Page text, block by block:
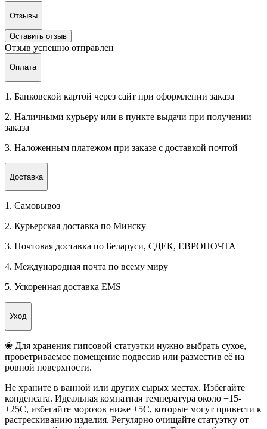
Отзывы
Оставить отзыв
Отзыв успешно отправлен
Оплата
1. Банковской картой через сайт при оформлении заказа
2. Наличными курьеру или в пункте выдачи при получении
заказа
3. Наложенным платежом при заказе с доставкой почтой
Доставка
1. Самовывоз
2. Курьерская доставка по Минску
3. Почтовая доставка по Беларуси, СДЕК, ЕВРОПОЧТА
4. Международная почта по всему миру
5. Ускоренная доставка EMS
Уход
❀ Для хранения гипсовой статуэтки нужно выбрать сухое,
проветриваемое помещение подвесив или разместив её на
ровной поверхности.
Не храните в ванной или других сырых местах. Избегайте
конденсата. Идеальная комнатная температура около +15-
+25C, избегайте морозов ниже +5C, которые могут привести к
растрескиванию изделия. Регулярно очищайте статуэтку от